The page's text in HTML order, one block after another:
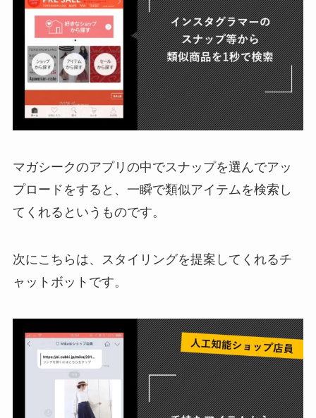
マガシークのアプリの中でスナップを選んでアッ
プロードをすると、一瞬で類似アイテムを検索し
てくれるというものです。
次にこちらは、スタイリングを提案してくれるチ
ャットボットです。